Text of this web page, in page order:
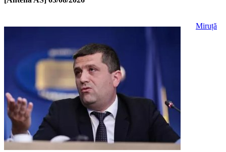
Miruță